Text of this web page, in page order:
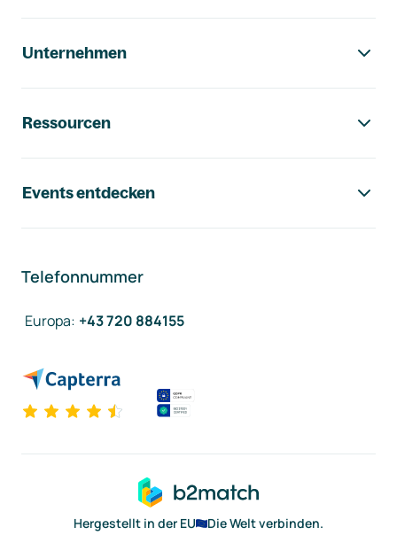
Unternehmen
Ressourcen
Events entdecken
Telefonnummer
Europa: +43 720 884155
Hergestellt in der EU
Die Welt verbinden.